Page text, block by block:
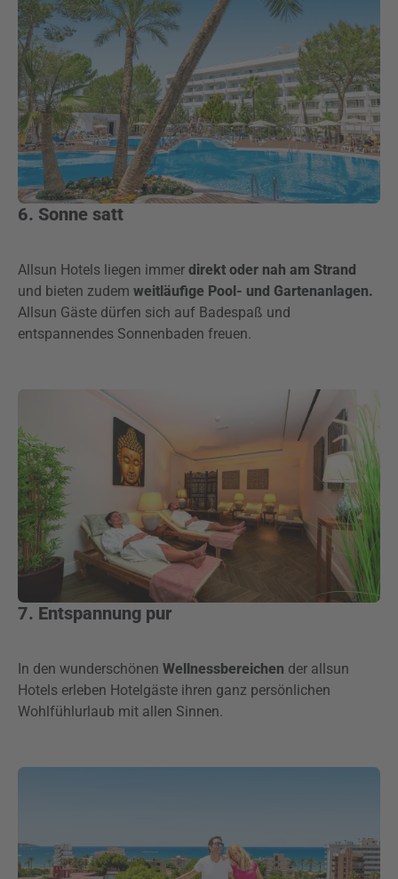
6. Sonne satt
Allsun Hotels liegen immer direkt oder nah am Strand
und bieten zudem weitläufige Pool- und Gartenanlagen.
Allsun Gäste dürfen sich auf Badespaß und
entspannendes Sonnenbaden freuen.
7. Entspannung pur
In den wunderschönen Wellnessbereichen der allsun
Hotels erleben Hotelgäste ihren ganz persönlichen
Wohlfühlurlaub mit allen Sinnen.